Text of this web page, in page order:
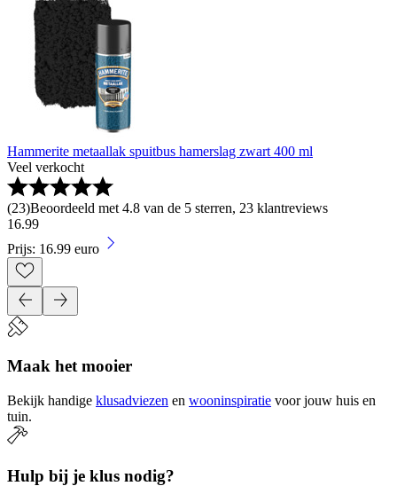
Hammerite metaallak spuitbus hamerslag zwart 400 ml
Veel verkocht
(23)Beoordeeld met 4.8 van de 5 sterren, 23 klantreviews
16.99
Prijs: 16.99 euro
Maak het mooier
Bekijk handige klusadviezen en wooninspiratie voor jouw huis en
tuin.
Hulp bij je klus nodig?